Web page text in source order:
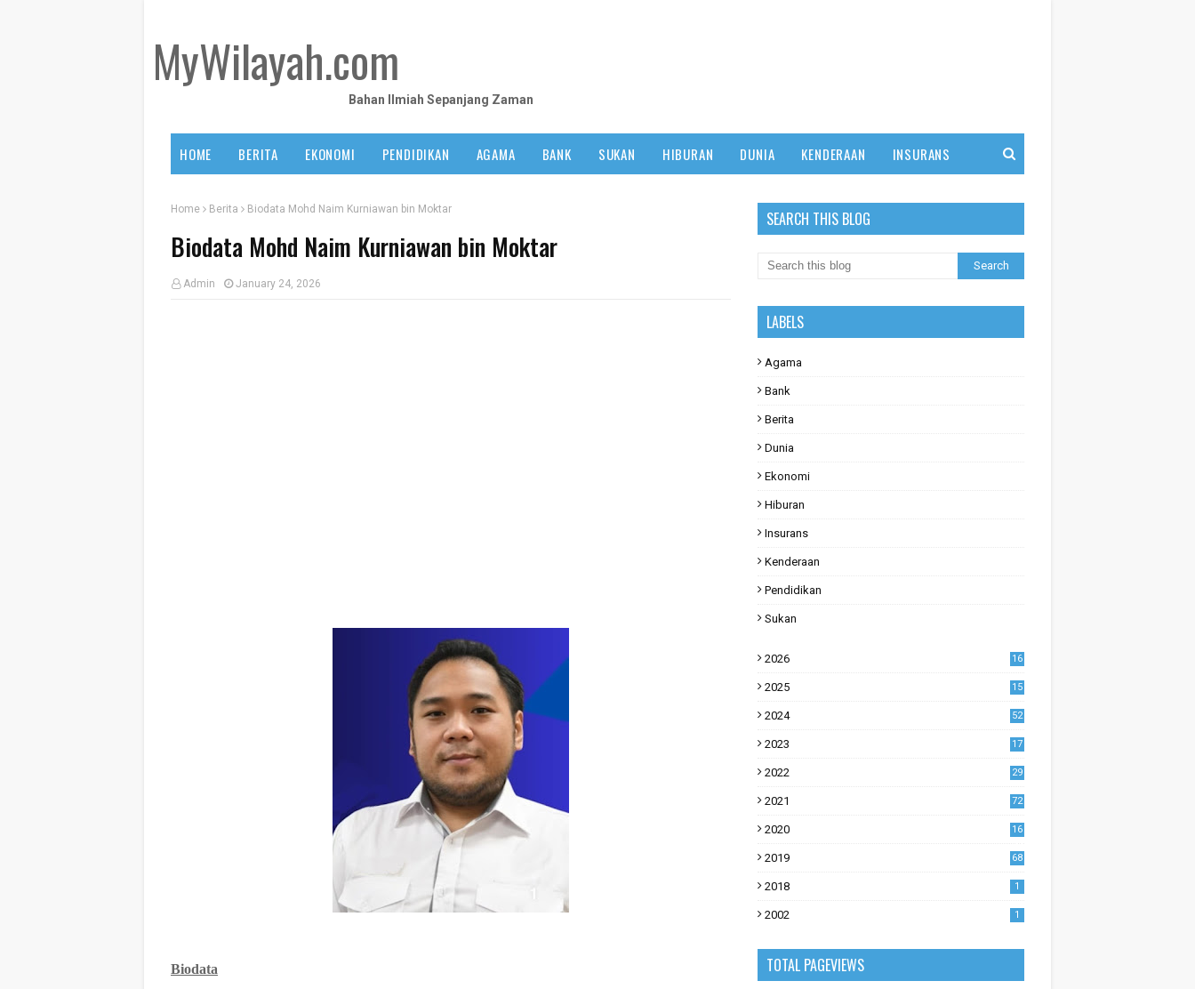
MyWilayah.com
Bahan Ilmiah Sepanjang Zaman
HOME BERITA EKONOMI PENDIDIKAN AGAMA BANK SUKAN HIBURAN DUNIA KENDERAAN INSURANS
Home Berita Biodata Mohd Naim Kurniawan bin Moktar
Biodata Mohd Naim Kurniawan bin Moktar
Admin January 24, 2026
Biodata
SEARCH THIS BLOG
LABELS
Agama
Bank
Berita
Dunia
Ekonomi
Hiburan
Insurans
Kenderaan
Pendidikan
Sukan
2026 16
2025 15
2024 52
2023
17
2022
29
2021
72
2020
16
2019
68
2018 1
2002 1
TOTAL PAGEVIEWS